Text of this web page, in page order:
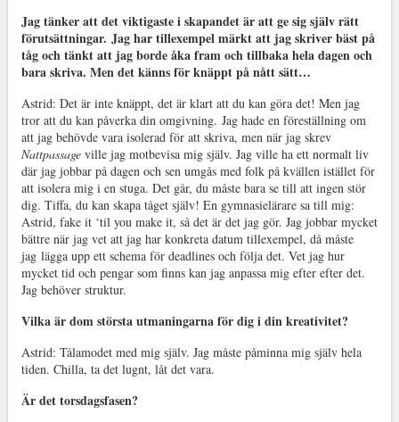
Jag tänker att det viktigaste i skapandet är att ge sig själv rätt
förutsättningar. Jag har tillexempel märkt att jag skriver bäst på
tåg och tänkt att jag borde åka fram och tillbaka hela dagen och
bara skriva. Men det känns för knäppt på nått sätt…
Astrid: Det är inte knäppt, det är klart att du kan göra det! Men jag
tror att du kan påverka din omgivning. Jag hade en föreställning om
att jag behövde vara isolerad för att skriva, men när jag skrev
Nattpassageville jag motbevisa mig själv. Jag ville ha ett normalt liv
där jag jobbar på dagen och sen umgås med folk på kvällen istället för
att isolera mig i en stuga. Det går, du måste bara se till att ingen stör
dig. Tiffa, du kan skapa tåget själv! En gymnasielärare sa till mig:
Astrid, fake it ‘til you make it, så det är det jag gör. Jag jobbar mycket
bättre när jag vet att jag har konkreta datum tillexempel, då måste
jag lägga upp ett schema för deadlines och följa det. Vet jag hur
mycket tid och pengar som finns kan jag anpassa mig efter efter det.
Jag behöver struktur.
Vilka är dom största utmaningarna för dig i din kreativitet?
Astrid: Tålamodet med mig själv. Jag måste påminna mig själv hela
tiden. Chilla, ta det lugnt, låt det vara.
Är det torsdagsfasen?